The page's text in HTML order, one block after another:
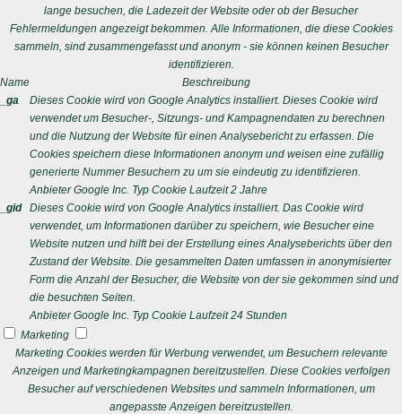
lange besuchen, die Ladezeit der Website oder ob der Besucher
Fehlermeldungen angezeigt bekommen. Alle Informationen, die diese Cookies
sammeln, sind zusammengefasst und anonym - sie können keinen Besucher
identifizieren.
Name
Beschreibung
_ga
Dieses Cookie wird von Google Analytics installiert. Dieses Cookie wird
verwendet um Besucher-, Sitzungs- und Kampagnendaten zu berechnen
und die Nutzung der Website für einen Analysebericht zu erfassen. Die
Cookies speichern diese Informationen anonym und weisen eine zufällig
generierte Nummer Besuchern zu um sie eindeutig zu identifizieren.
Anbieter Google Inc. Typ Cookie Laufzeit 2 Jahre
_gid
Dieses Cookie wird von Google Analytics installiert. Das Cookie wird
verwendet, um Informationen darüber zu speichern, wie Besucher eine
Website nutzen und hilft bei der Erstellung eines Analyseberichts über den
Zustand der Website. Die gesammelten Daten umfassen in anonymisierter
Form die Anzahl der Besucher, die Website von der sie gekommen sind und
die besuchten Seiten.
Anbieter Google Inc. Typ Cookie Laufzeit 24 Stunden
Marketing
Marketing Cookies werden für Werbung verwendet, um Besuchern relevante
Anzeigen und Marketingkampagnen bereitzustellen. Diese Cookies verfolgen
Besucher auf verschiedenen Websites und sammeln Informationen, um
angepasste Anzeigen bereitzustellen.